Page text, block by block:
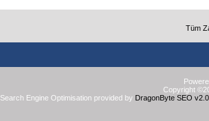
Tüm
Copyright
Search Engine Optimisation provided by DragonByte SEO